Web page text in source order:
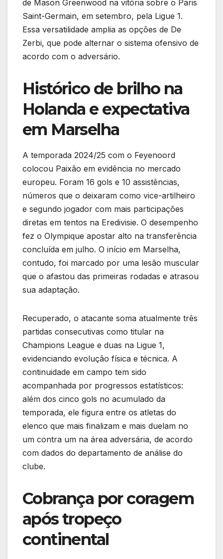
de Mason Greenwood na vitória sobre o Paris
Saint-Germain, em setembro, pela Ligue 1.
Essa versatilidade amplia as opções de De
Zerbi, que pode alternar o sistema ofensivo de
acordo com o adversário.
Histórico de brilho na
Holanda e expectativa
em Marselha
A temporada 2024/25 com o Feyenoord
colocou Paixão em evidência no mercado
europeu. Foram 16 gols e 10 assistências,
números que o deixaram como vice-artilheiro
e segundo jogador com mais participações
diretas em tentos na Eredivisie. O desempenho
fez o Olympique apostar alto na transferência
concluída em julho. O início em Marselha,
contudo, foi marcado por uma lesão muscular
que o afastou das primeiras rodadas e atrasou
sua adaptação.
Recuperado, o atacante soma atualmente três
partidas consecutivas como titular na
Champions League e duas na Ligue 1,
evidenciando evolução física e técnica. A
continuidade em campo tem sido
acompanhada por progressos estatísticos:
além dos cinco gols no acumulado da
temporada, ele figura entre os atletas do
elenco que mais finalizam e mais duelam no
um contra um na área adversária, de acordo
com dados do departamento de análise do
clube.
Cobrança por coragem
após tropeço
continental